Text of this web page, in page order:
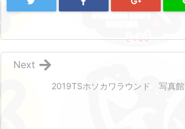
2019TSホソカワラウンド 写真館
Next